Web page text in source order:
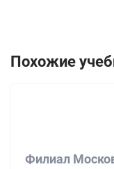
Похожие
Филиал